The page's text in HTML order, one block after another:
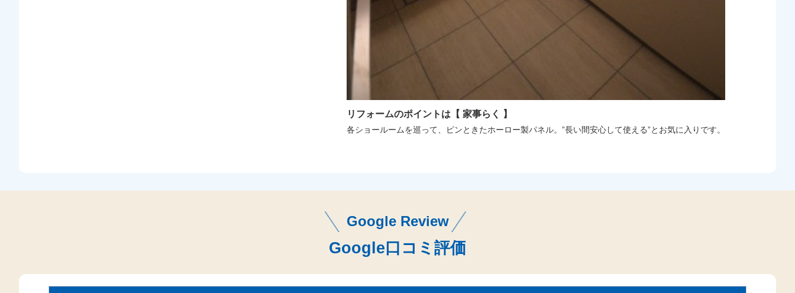
リフォームのポイントは【 家事らく 】
各ショールームを巡って、ピンときたホーロー製パネル。”長い間安心して使える”とお気に入りです。
Google Review
Google口コミ評価